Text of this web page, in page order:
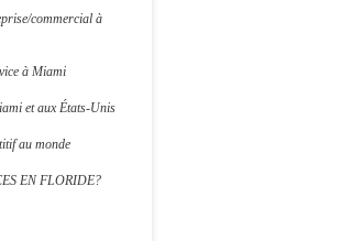
commercial à
à Miami
et aux États-Unis
au monde
EN FLORIDE?